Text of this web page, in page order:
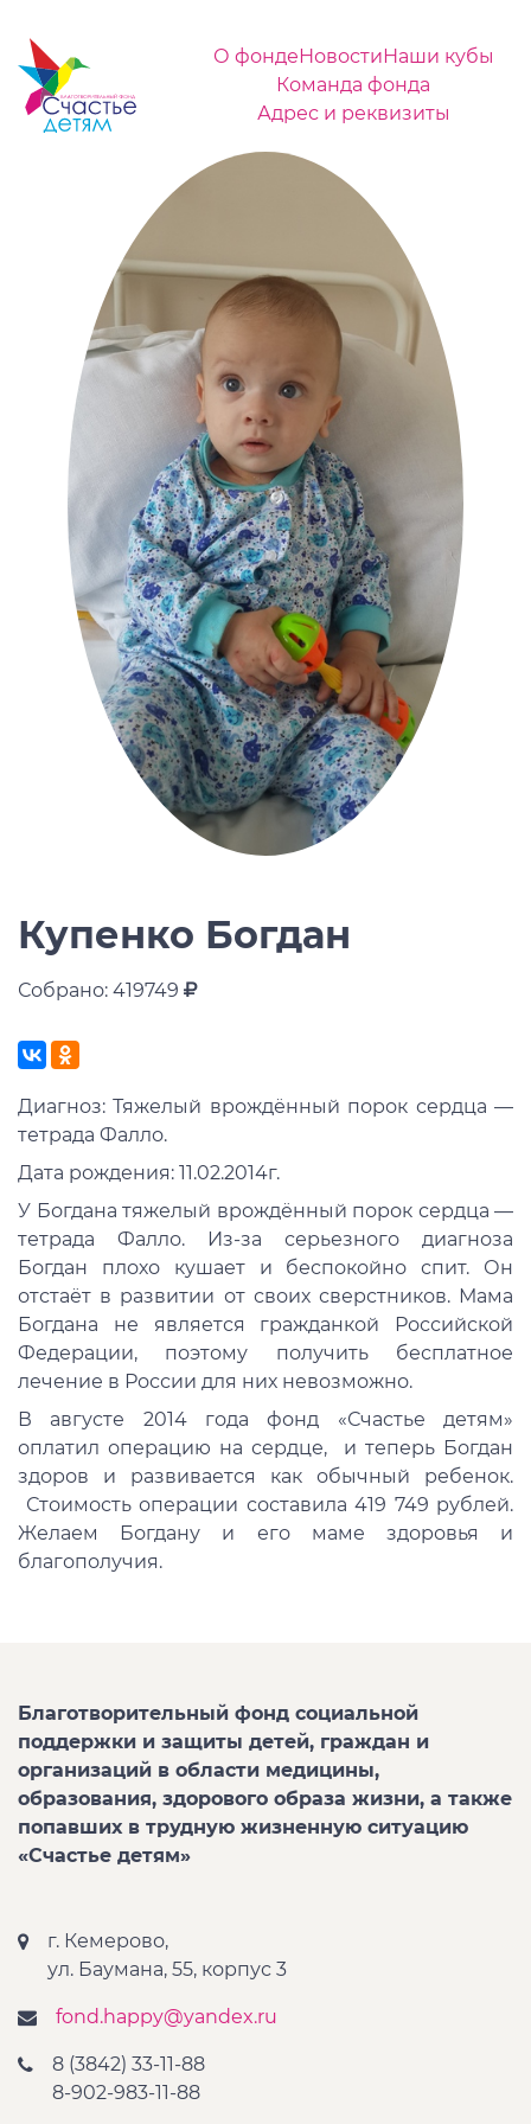
О фондеНовостиНаши кубы
Команда фонда
Адрес и реквизиты
Купенко Богдан
Собрано: 419749
Диагноз: Тяжелый врождённый порок сердца —
тетрада Фалло.
Дата рождения: 11.02.2014г.
У Богдана тяжелый врождённый порок сердца —
тетрада Фалло. Из-за серьезного диагноза
Богдан плохо кушает и беспокойно спит. Он
отстаёт в развитии от своих сверстников. Мама
Богдана не является гражданкой Российской
Федерации, поэтому получить бесплатное
лечение в России для них невозможно.
В августе 2014 года фонд «Счастье детям»
оплатил операцию на сердце, и теперь Богдан
здоров и развивается как обычный ребенок.
Стоимость операции составила 419 749 рублей.
Желаем Богдану и его маме здоровья и
благополучия.
Благотворительный фонд социальной
поддержки и защиты детей, граждан и
организаций в области медицины,
образования, здорового образа жизни, а также
попавших в трудную жизненную ситуацию
«Счастье детям»
г. Кемерово,
ул. Баумана, 55, корпус 3
fond.happy@yandex.ru
8 (3842) 33-11-88
8-902-983-11-88